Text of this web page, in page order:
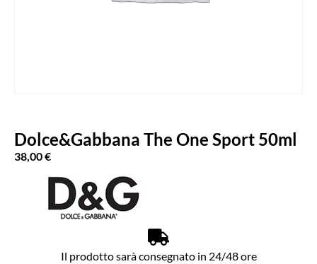
Dolce&Gabbana The One Sport 50ml
38,00€
Il prodotto sarà consegnato in 24/48 ore